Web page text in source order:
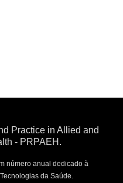
Practice in Allied and
- PRPAEH.
número anual dedicado à
da Saúde.